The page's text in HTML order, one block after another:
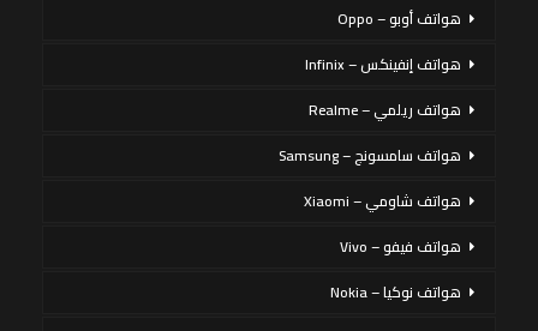
هواتف أوبو – Oppo
هواتف إنفينكس – Infinix
هواتف ريلمي – Realme
هواتف سامسونج – Samsung
هواتف شاومي – Xiaomi
هواتف فيفو – Vivo
هواتف نوكيا – Nokia